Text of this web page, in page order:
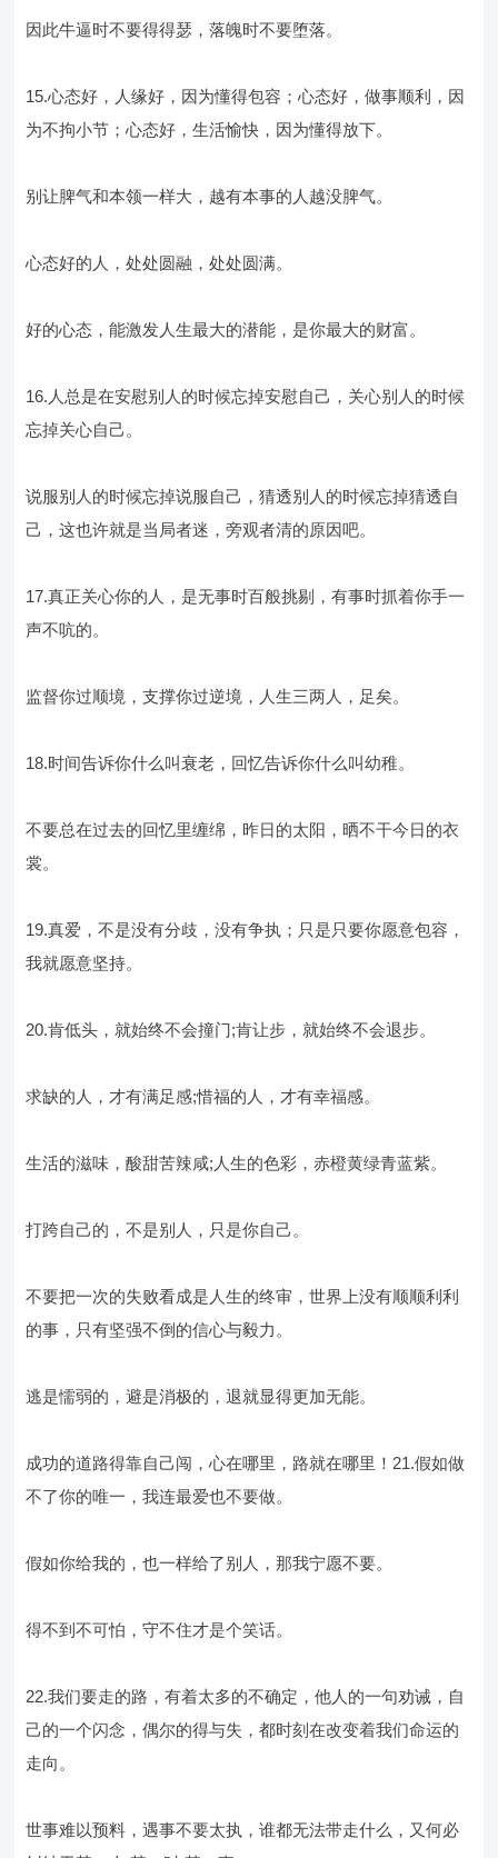
因此牛逼时不要得得瑟，落魄时不要堕落。
15.心态好，人缘好，因为懂得包容；心态好，做事顺利，因
为不拘小节；心态好，生活愉快，因为懂得放下。
别让脾气和本领一样大，越有本事的人越没脾气。
心态好的人，处处圆融，处处圆满。
好的心态，能激发人生最大的潜能，是你最大的财富。
16.人总是在安慰别人的时候忘掉安慰自己，关心别人的时候
忘掉关心自己。
说服别人的时候忘掉说服自己，猜透别人的时候忘掉猜透自
己，这也许就是当局者迷，旁观者清的原因吧。
17.真正关心你的人，是无事时百般挑剔，有事时抓着你手一
声不吭的。
监督你过顺境，支撑你过逆境，人生三两人，足矣。
18.时间告诉你什么叫衰老，回忆告诉你什么叫幼稚。
不要总在过去的回忆里缠绵，昨日的太阳，晒不干今日的衣
裳。
19.真爱，不是没有分歧，没有争执；只是只要你愿意包容，
我就愿意坚持。
20.肯低头，就始终不会撞门;肯让步，就始终不会退步。
求缺的人，才有满足感;惜福的人，才有幸福感。
生活的滋味，酸甜苦辣咸;人生的色彩，赤橙黄绿青蓝紫。
打跨自己的，不是别人，只是你自己。
不要把一次的失败看成是人生的终审，世界上没有顺顺利利
的事，只有坚强不倒的信心与毅力。
逃是懦弱的，避是消极的，退就显得更加无能。
成功的道路得靠自己闯，心在哪里，路就在哪里！21.假如做
不了你的唯一，我连最爱也不要做。
假如你给我的，也一样给了别人，那我宁愿不要。
得不到不可怕，守不住才是个笑话。
22.我们要走的路，有着太多的不确定，他人的一句劝诫，自
己的一个闪念，偶尔的得与失，都时刻在改变着我们命运的
走向。
世事难以预料，遇事不要太执，谁都无法带走什么，又何必